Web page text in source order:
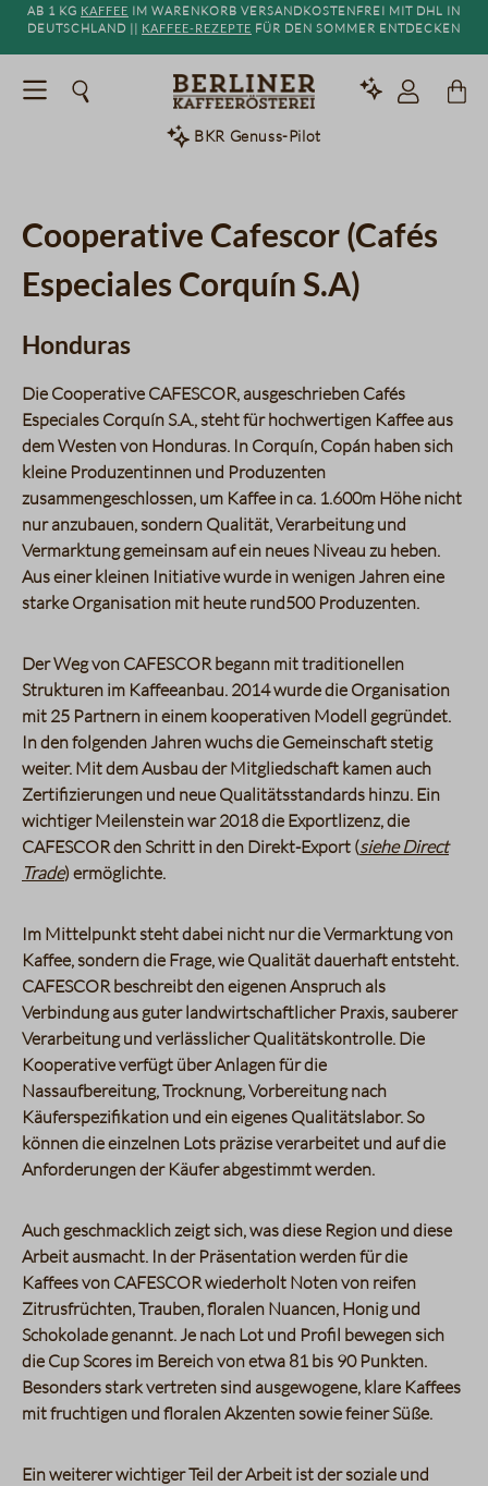
springen
Ab 1 kg Kaffee im Warenkorb versandkostenfrei mit DHL in
Deutschland || Kaffee-Rezepte für den Sommer entdecken
BKR Genuss-Pilot
Cooperative Cafescor (Cafés
Especiales Corquín S.A)
Honduras
Die Cooperative CAFESCOR, ausgeschrieben Cafés
Especiales Corquín S.A., steht für hochwertigen Kaffee aus
dem Westen von Honduras. In Corquín, Copán haben sich
kleine Produzentinnen und Produzenten
zusammengeschlossen, um Kaffee in ca. 1.600m Höhe nicht
nur anzubauen, sondern Qualität, Verarbeitung und
Vermarktung gemeinsam auf ein neues Niveau zu heben.
Aus einer kleinen Initiative wurde in wenigen Jahren eine
starke Organisation mit heute rund500 Produzenten.
Der Weg von CAFESCOR begann mit traditionellen
Strukturen im Kaffeeanbau. 2014 wurde die Organisation
mit 25 Partnern in einem kooperativen Modell gegründet.
In den folgenden Jahren wuchs die Gemeinschaft stetig
weiter. Mit dem Ausbau der Mitgliedschaft kamen auch
Zertifizierungen und neue Qualitätsstandards hinzu. Ein
wichtiger Meilenstein war 2018 die Exportlizenz, die
CAFESCOR den Schritt in den Direkt-Export (siehe Direct
Trade) ermöglichte.
Im Mittelpunkt steht dabei nicht nur die Vermarktung von
Kaffee, sondern die Frage, wie Qualität dauerhaft entsteht.
CAFESCOR beschreibt den eigenen Anspruch als
Verbindung aus guter landwirtschaftlicher Praxis, sauberer
Verarbeitung und verlässlicher Qualitätskontrolle. Die
Kooperative verfügt über Anlagen für die
Nassaufbereitung, Trocknung, Vorbereitung nach
Käuferspezifikation und ein eigenes Qualitätslabor. So
können die einzelnen Lots präzise verarbeitet und auf die
Anforderungen der Käufer abgestimmt werden.
Auch geschmacklich zeigt sich, was diese Region und diese
Arbeit ausmacht. In der Präsentation werden für die
Kaffees von CAFESCOR wiederholt Noten von reifen
Zitrusfrüchten, Trauben, floralen Nuancen, Honig und
Schokolade genannt. Je nach Lot und Profil bewegen sich
die Cup Scores im Bereich von etwa 81 bis 90 Punkten.
Besonders stark vertreten sind ausgewogene, klare Kaffees
mit fruchtigen und floralen Akzenten sowie feiner Süße.
Ein weiterer wichtiger Teil der Arbeit ist der soziale und